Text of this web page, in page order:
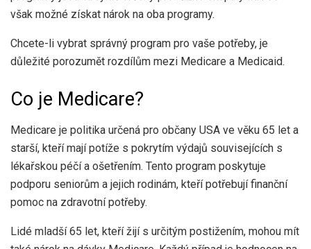
však možné získat nárok na oba programy.
Chcete-li vybrat správný program pro vaše potřeby, je
důležité porozumět rozdílům mezi Medicare a Medicaid.
Co je Medicare?
Medicare je politika určená pro občany USA ve věku 65 let a
starší, kteří mají potíže s pokrytím výdajů souvisejících s
lékařskou péčí a ošetřením. Tento program poskytuje
podporu seniorům a jejich rodinám, kteří potřebují finanční
pomoc na zdravotní potřeby.
Lidé mladší 65 let, kteří žijí s určitým postižením, mohou mít